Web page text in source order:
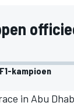
kampioen
in Abu